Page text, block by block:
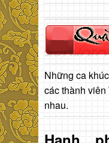
Những ca
các thành
nhau.